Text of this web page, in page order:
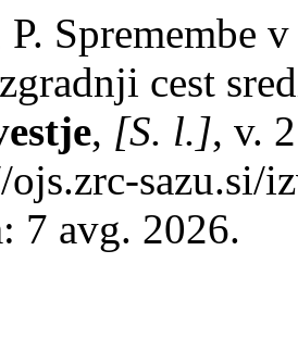
Spremembe
cest
, [S. l.], v.
ojs.zrc-sazu.si/
7 avg. 2026.